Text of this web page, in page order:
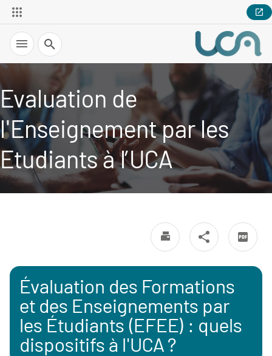
Recherche
Evaluation de
l'Enseignement par les
Etudiants à l’UCA
Évaluation des Formations
et des Enseignements par
les Étudiants (EFEE) : quels
dispositifs à l'UCA ?